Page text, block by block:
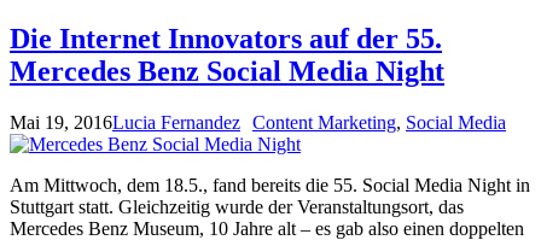
Die Internet Innovators auf der 55.
Mercedes Benz Social Media Night
Mai 19, 2016Lucia Fernandez Content Marketing, Social Media
Am Mittwoch, dem 18.5., fand bereits die 55. Social Media Night in
Stuttgart statt. Gleichzeitig wurde der Veranstaltungsort, das
Mercedes Benz Museum, 10 Jahre alt – es gab also einen doppelten